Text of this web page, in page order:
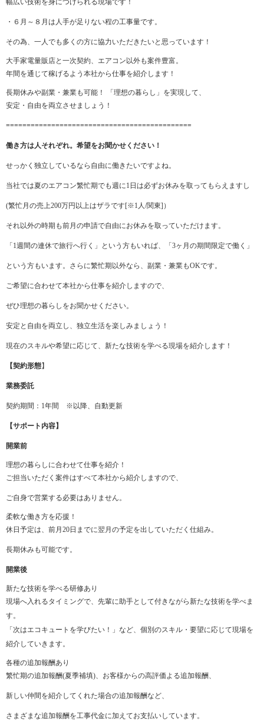
幅広い技術を身につけられる現場です！
・６月～８月は人手が足りない程の工事量です。
その為、一人でも多くの方に協力いただきたいと思っています！
大手家電量販店と一次契約、エアコン以外も案件豊富。
年間を通じて稼げるよう本社から仕事を紹介します！
長期休みや副業・兼業も可能！ 「理想の暮らし」を実現して、
安定・自由を両立させましょう！
=============================================
働き方は人それぞれ。希望をお聞かせください！
せっかく独立しているなら自由に働きたいですよね。
当社では夏のエアコン繁忙期でも週に1日は必ずお休みを取ってもらえますし
(繁忙月の売上200万円以上はザラです[※1人/関東]）
それ以外の時期も前月の申請で自由にお休みを取っていただけます。
「1週間の連休で旅行へ行く」という方もいれば、「3ヶ月の期間限定で働く」
という方もいます。さらに繁忙期以外なら、副業・兼業もOKです。
ご希望に合わせて本社から仕事を紹介しますので、
ぜひ理想の暮らしをお聞かせください。
安定と自由を両立し、独立生活を楽しみましょう！
現在のスキルや希望に応じて、新たな技術を学べる現場を紹介します！
【契約形態】
業務委託
契約期間：1年間 ※以降、自動更新
【サポート内容】
開業前
理想の暮らしに合わせて仕事を紹介！
ご担当いただく案件はすべて本社から紹介しますので、
ご自身で営業する必要はありません。
柔軟な働き方を応援！
休日予定は、前月20日までに翌月の予定を出していただく仕組み。
長期休みも可能です。
開業後
新たな技術を学べる研修あり
現場へ入れるタイミングで、先輩に助手として付きながら新たな技術を学べま
す。
「次はエコキュートを学びたい！」など、個別のスキル・要望に応じて現場を
紹介していきます。
各種の追加報酬あり
繁忙期の追加報酬(夏季補填)、お客様からの高評価よる追加報酬、
新しい仲間を紹介してくれた場合の追加報酬など、
さまざまな追加報酬を工事代金に加えてお支払いしています。